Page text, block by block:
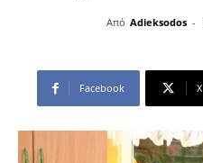
Από Adieksodos -
Facebook X